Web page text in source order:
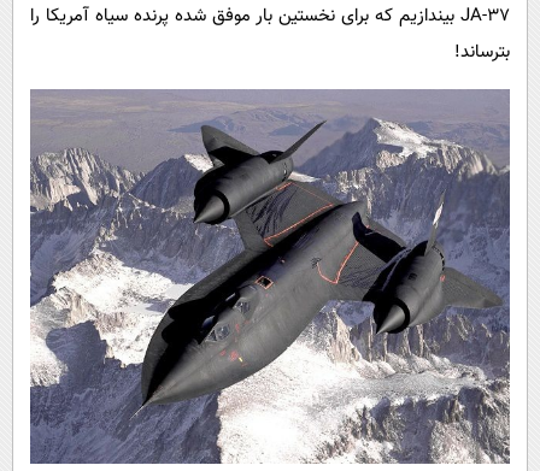
بین الملل
حیات وحش
سیاست خارجی
JA-۳۷ بیندازیم که برای نخستین بار موفق شده پرنده سیاه آمریکا را
بترساند!